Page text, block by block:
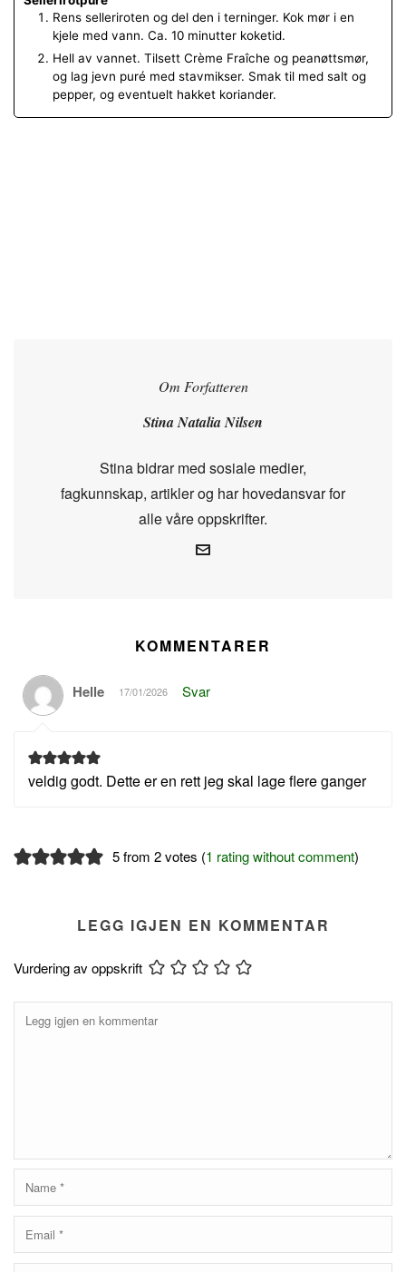
Rens selleriroten og del den i terninger. Kok mør i en
kjele med vann. Ca. 10 minutter koketid.
Hell av vannet. Tilsett Crème Fraîche og peanøttsmør,
og lag jevn puré med stavmikser. Smak til med salt og
pepper, og eventuelt hakket koriander.
Om Forfatteren
Stina Natalia Nilsen
Stina bidrar med sosiale medier,
fagkunnskap, artikler og har hovedansvar for
alle våre oppskrifter.
KOMMENTARER
Helle 17/01/2026 Svar
veldig godt. Dette er en rett jeg skal lage flere ganger
5 from 2 votes (1 rating without comment)
LEGG IGJEN EN KOMMENTAR
Vurdering av oppskrift